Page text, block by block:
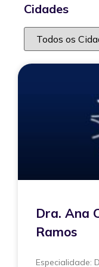
Cidades
Dra. Ana
Ramos
Especialidade: